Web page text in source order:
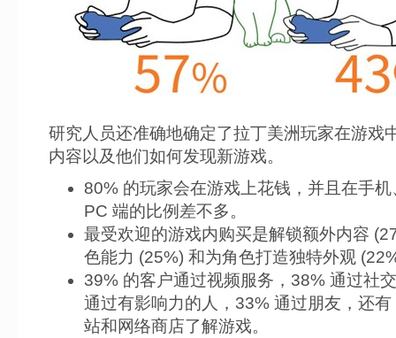
研究人员还准确地确定了拉丁美洲玩家在游戏
内容以及他们如何发现新游戏。
80% 的玩家会在游戏上花钱，并且在手
PC 端的比例差不多。
最受欢迎的游戏内购买是解锁额外内容
色能力 (25%) 和为角色打造独特外观
39% 的客户通过视频服务，38% 通过社
通过有影响力的人，33% 通过朋友，还
站和网络商店了解游戏。